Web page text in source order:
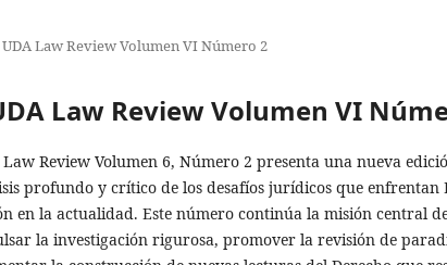
UDA Law Review Volumen VI Número 2
Law Review Volumen VI
Law Review Volumen 6, Número 2 presenta una nueva
profundo y crítico de los desafíos jurídicos que enfrentan
en la actualidad. Este número continúa la misión central
la investigación rigurosa, promover la revisión de